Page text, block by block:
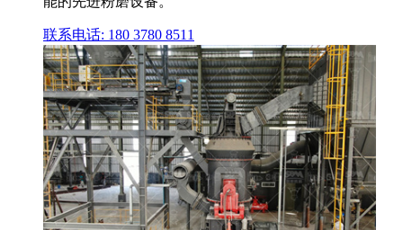
联系电话: 180 3780 8511